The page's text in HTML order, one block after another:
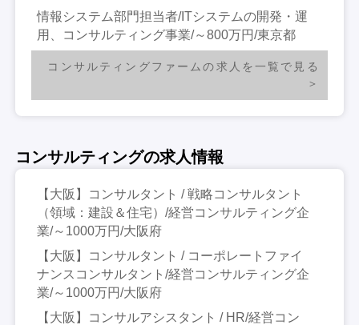
情報システム部門担当者/ITシステムの開発・運
用、コンサルティング事業/～800万円/東京都
コンサルティングファームの求人を一覧で見る
コンサルティングの求人情報
【大阪】コンサルタント / 戦略コンサルタント
（領域：建設＆住宅）/経営コンサルティング企
業/～1000万円/大阪府
【大阪】コンサルタント / コーポレートファイ
ナンスコンサルタント/経営コンサルティング企
業/～1000万円/大阪府
【大阪】コンサルアシスタント / HR/経営コン